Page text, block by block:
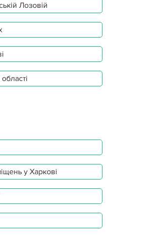
Лозовій
у Харкові